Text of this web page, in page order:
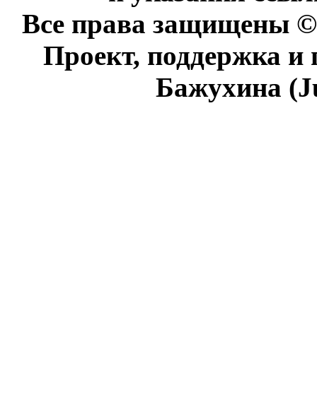
Все права защищены
Проект, поддержка
Бажухина